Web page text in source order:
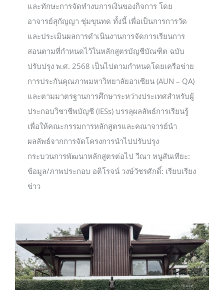
และทักษะการจัดทำงบการเงินของกิจการ โดย
อาจารย์สุกัญญา ชุ่มขุนทด ทั้งนี้ เพื่อเป็นการการวัด
และประเมินผลการดำเนินงานการจัดการเรียนการ
สอนตามที่กำหนดไว้ในหลักสูตรบัญชีบัณฑิต ฉบับ
ปรับปรุง พ.ศ. 2568 เป็นไปตามกำหนดโดยเครือข่าย
การประกันคุณภาพมหาวิทยาลัยอาเซียน (AUN – QA)
และตามมาตรฐานการศึกษาระหว่างประเทศสำหรับผู้
ประกอบวิชาชีพบัญชี (IESs) บรรลุผลลัพธ์การเรียนรู้
เพื่อให้คณะกรรมการหลักสูตรและคณาจารย์นำ
ผลลัพธ์จากการจัดโครงการนำไปปรับปรุง
กระบวนการพัฒนาหลักสูตรต่อไป วีณา หนูสันเทียะ:
ข้อมูล/ภาพประกอบ อติโรจน์ วงษ์วัชรศักดิ์: เรียบเรียง
ข่าว